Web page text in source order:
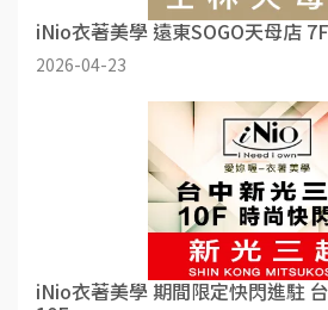
iNio衣著美學 遠東SOGO天母店
2026-04-23
iNio衣著美學 期間限定快閃進駐